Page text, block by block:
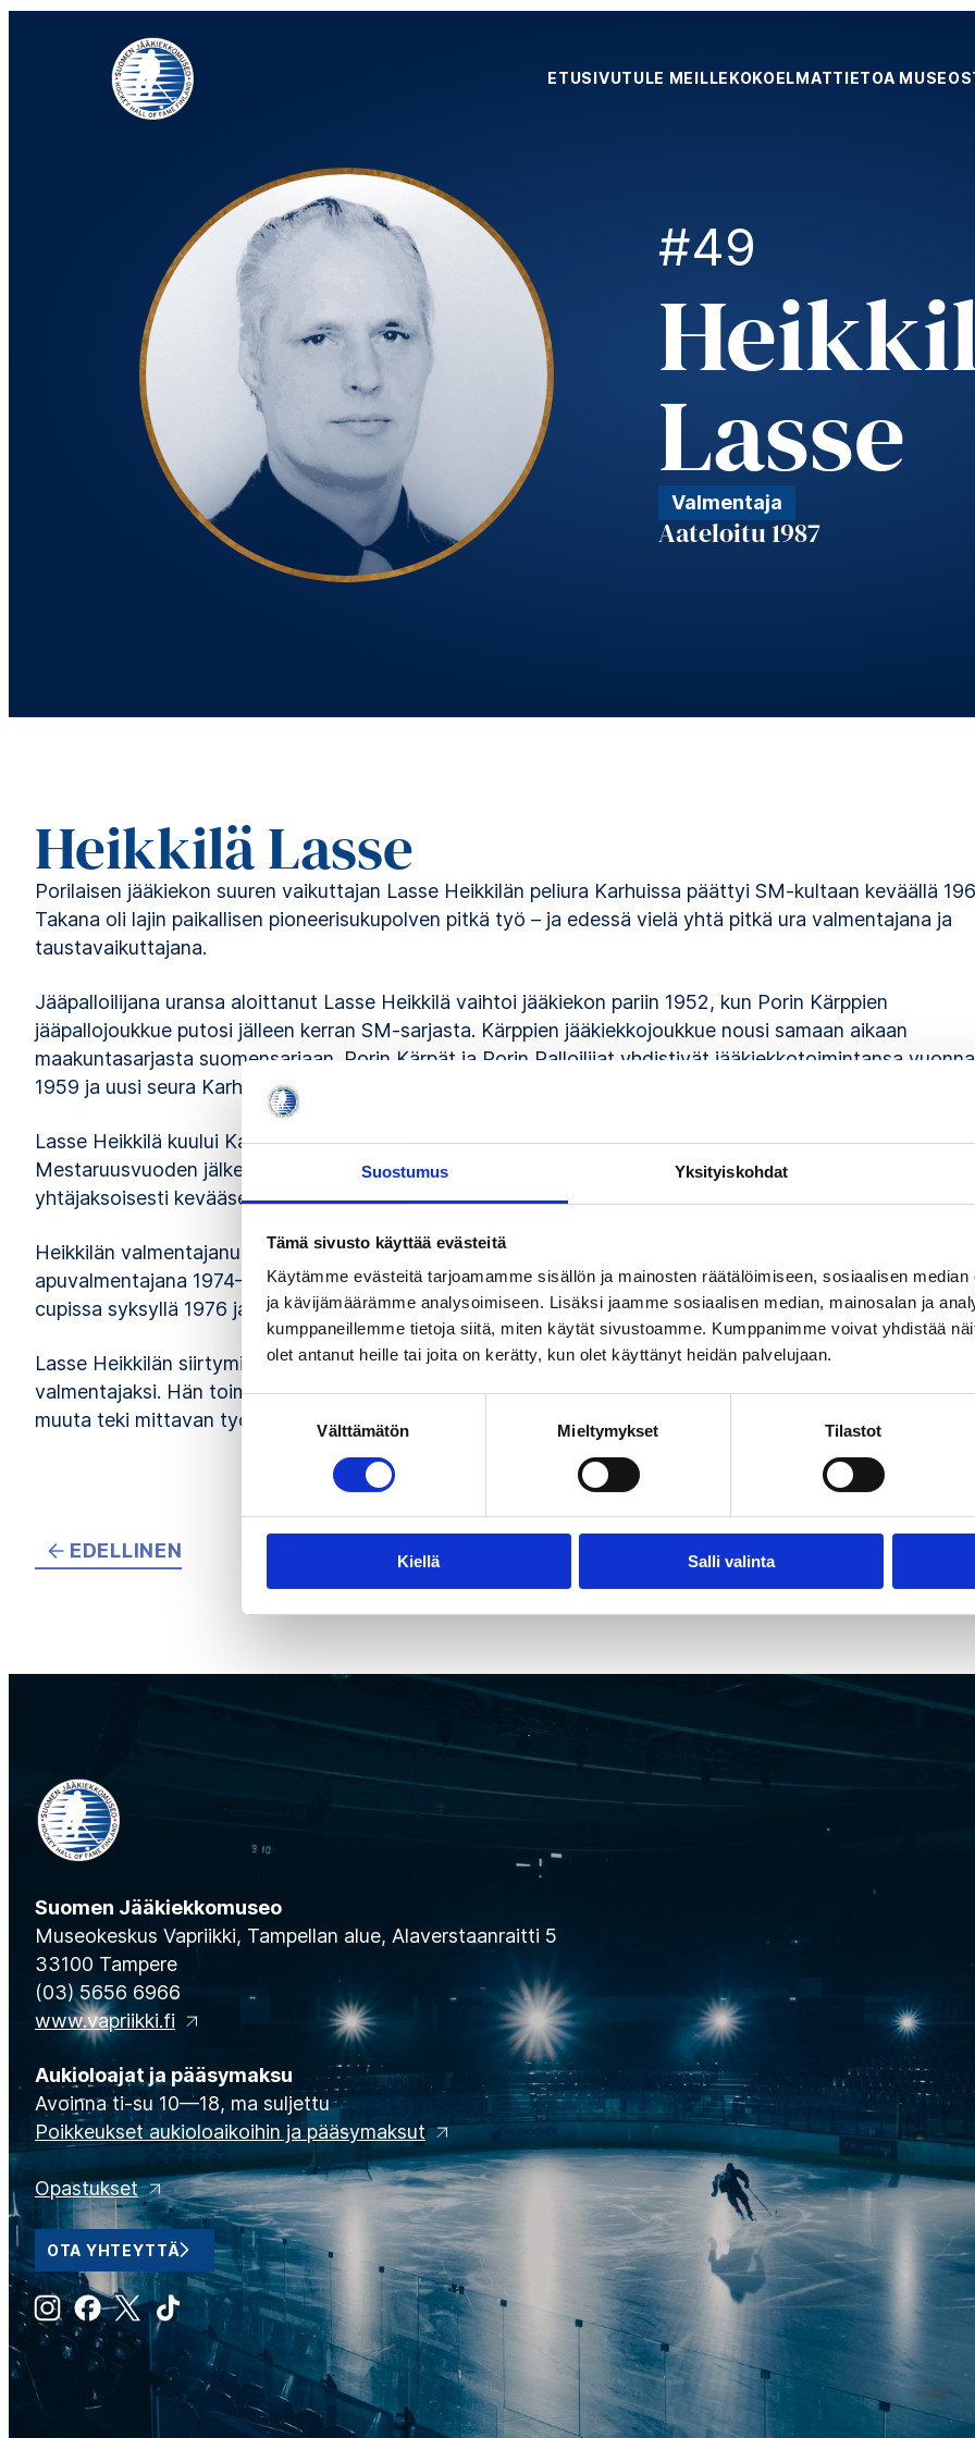
Suostumus Yksityiskohdat
Tämä sivusto käyttää evästeitä
Käytämme evästeitä tarjoamamme sisällön ja mainosten räätälöimiseen, sosiaalisen
ja kävijämäärämme analysoimiseen. Lisäksi jaamme sosiaalisen median, mainosalan ja
kumppaneillemme tietoja siitä, miten käytät sivustoamme. Kumppanimme voivat yhdistää
olet antanut heille tai joita on kerätty, kun olet käyttänyt heidän palvelujaan.
valinta
Välttämätön Mieltymykset Tilastot
Kiellä Salli valinta
Jääkiekkomuseo – Hockey Hall of Fame Finland ETUSIVUTULE MEILLEKOKOELMATTIETOA
#49
Lasse
Valmentaja
Aateloitu 1987
Heikkilä Lasse
Porilaisen jääkiekon suuren vaikuttajan Lasse Heikkilän peliura Karhuissa päättyi SM-kultaan keväällä
Takana oli lajin paikallisen pioneerisukupolven pitkä työ – ja edessä vielä yhtä pitkä ura valmentajana ja
taustavaikuttajana.
Jääpalloilijana uransa aloittanut Lasse Heikkilä vaihtoi jääkiekon pariin 1952, kun Porin Kärppien
jääpallojoukkue putosi jälleen kerran SM-sarjasta. Kärppien jääkiekkojoukkue nousi samaan aikaan
maakuntasarjasta suomensarjaan. Porin Kärpät ja Porin Palloilijat yhdistivät jääkiekkotoimintansa vuonna
1959 ja uusi seura Karhut nousi SM-sarjaan 1961 ja SM-kultaan 1965.
Lasse Heikkilä kuului Karhujen pelaajakaartin vanhimpiin ja hän päätyikin seuran pelaajavalmentajaksi
Mestaruusvuoden jälkeen hän valmensi Porissa ensin Karhuja ja sitten uutta fuusioseuraa Ässiä
yhtäjaksoisesti kevääseen 1974 saakka sekä toistamiseen 1976–81. SM-kultaa seura saavutti 1971 ja
Heikkilän valmentajanura eteni maajoukkuetasolle saakka ja hän toimi Leijonissa Seppo Liitsolan
apuvalmentajana 1974–76. Leijonien päävalmentajana Lasse Heikkilä debytoi ensimmäisessä Kanada-
cupissa syksyllä 1976 ja valmensi myös Wienin MM-kisoissa 1977.
Lasse Heikkilän siirtyminen valmentajasta joukkueen johtoon tapahtui yhtä luontevasti kuin pelaajasta
valmentajaksi. Hän toimi jääkiekon johtotehtävissä Leijonien joukkueenjohtajana 1980-luvulla ja ennen
muuta teki mittavan työrupeaman Ässien toimitusjohtajana 1981–94.
EDELLINEN
Suomen Jääkiekkomuseo
Museokeskus Vapriikki, Tampellan alue, Alaverstaanraitti 5
33100 Tampere
(03) 5656 6966
www.vapriikki.fi
Aukioloajat ja pääsymaksu
Avoinna ti-su 10—18, ma suljettu
Poikkeukset aukioloaikoihin ja pääsymaksut
Opastukset
OTA YHTEYTTÄ
Instagram
Facebook
X Tiktok